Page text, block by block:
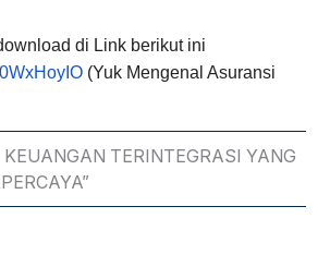
di Link berikut ini
(Yuk Mengenal Asuransi
TERINTEGRASI YANG